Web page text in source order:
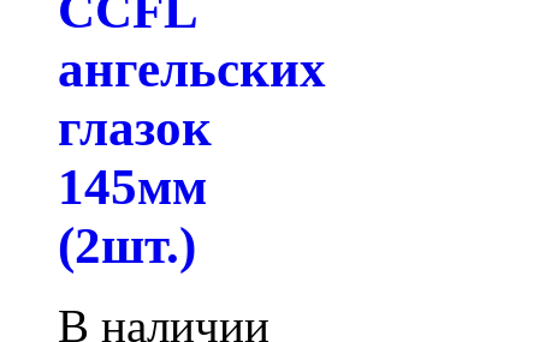
ангельских
глазок
145мм
(2шт.)
В наличии